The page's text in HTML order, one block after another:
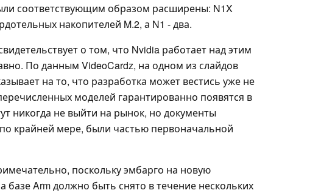
соответствующим образом расширены: N1X
накопителей M.2, а N1 - два.
о том, что Nvidia работает над этим
По данным VideoCardz, на одном из слайдов
на то, что разработка может вестись уже не
моделей гарантированно появятся в
никогда не выйти на рынок, но документы
крайней мере, были частью первоначальной
поскольку эмбарго на новую
базе Arm должно быть снято в течение нескольких